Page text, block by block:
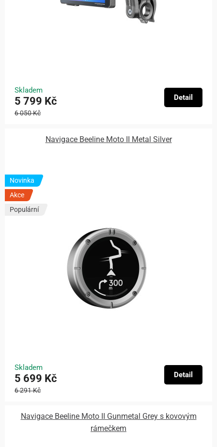
Skladem
5 799 Kč
6 050 Kč
Detail
Navigace Beeline Moto II Metal Silver
Novinka
Akce
Populární
Skladem
5 699 Kč
6 291 Kč
Detail
Navigace Beeline Moto II Gunmetal Grey s kovovým
rámečkem